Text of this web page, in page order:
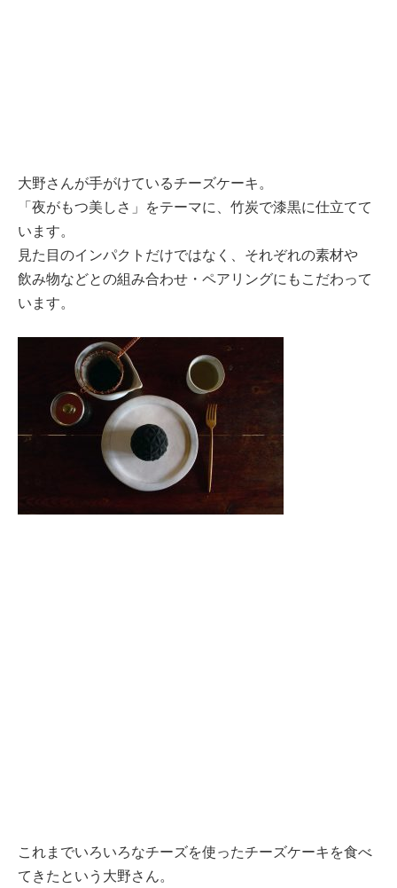
大野さんが手がけているチーズケーキ。
「夜がもつ美しさ」をテーマに、竹炭で漆黒に仕立てて
います。
見た目のインパクトだけではなく、それぞれの素材や
飲み物などとの組み合わせ・ペアリングにもこだわって
います。
これまでいろいろなチーズを使ったチーズケーキを食べ
てきたという大野さん。